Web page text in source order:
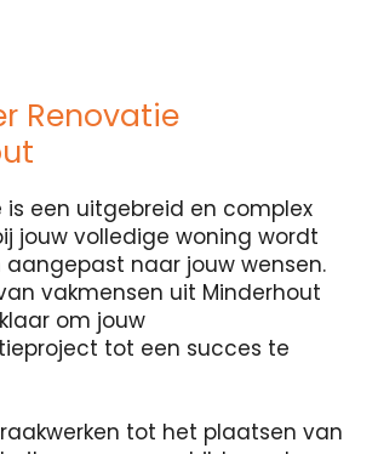
Renovatie
is een uitgebreid en complex
jouw volledige woning wordt
naar jouw wensen.
vakmensen uit Minderhout
om jouw
tot een succes te
tot het plaatsen van